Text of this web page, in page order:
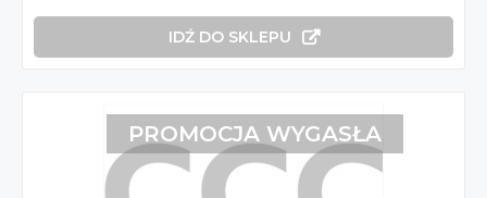
IDŹ DO SKLEPU
PROMOCJA WYGASŁA